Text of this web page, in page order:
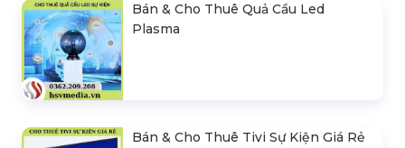
Bán & Cho Thuê Quả Cầu Led
Plasma
Bán & Cho Thuê Tivi Sự Kiện Giá Rẻ